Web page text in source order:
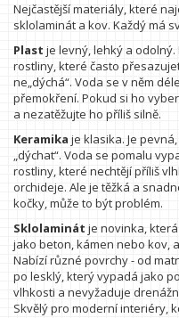
Nejčastější materiály, které
sklolaminát a kov. Každý má
Plast je levný, lehký a
rostliny, které často
ne„dýchá“. Voda se v něm
přemokření. Pokud si ho
a nezatěžujte ho příliš silně.
Keramika je klasika. Je
„dýchat“. Voda se pomalu
rostliny, které nechtějí příliš
orchideje. Ale je těžká a
kočky, může to být problém.
Sklolaminát je novinka,
jako beton, kámen nebo kov,
Nabízí různé povrchy - od
po lesklý, který vypadá jako
vlhkosti a nevyžaduje
Skvělý pro moderní interiéry,